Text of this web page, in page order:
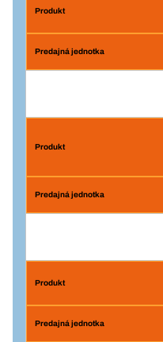
Uhlíky do BHD
Číslo
Rýchloupínacie
Číslo